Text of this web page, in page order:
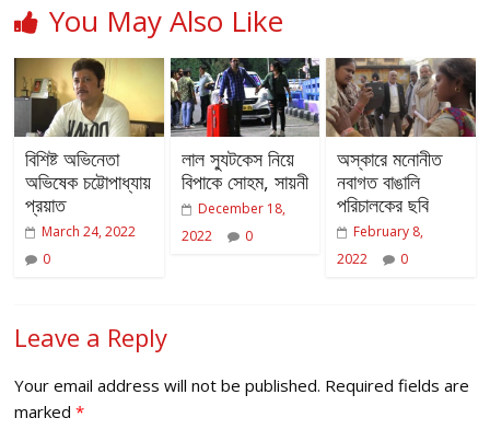
You May Also Like
বিশিষ্ট অভিনেতা
অভিষেক চট্টোপাধ্যায়
প্রয়াত
March 24, 2022
0
লাল স্যুটকেস নিয়ে
বিপাকে সোহম, সায়নী
December 18,
2022
0
অস্কারে মনোনীত
নবাগত বাঙালি
পরিচালকের ছবি
February 8,
2022
0
Leave a Reply
Your email address will not be published. Required fields are
marked*